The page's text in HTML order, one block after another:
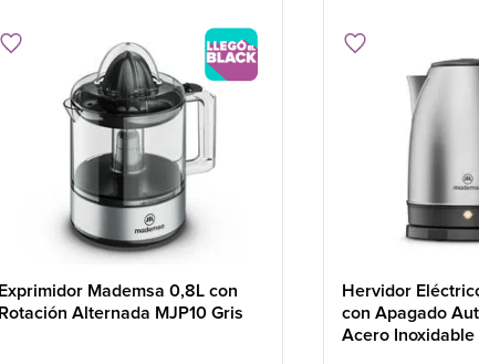
Exprimidor Mademsa 0,8L con
Rotación Alternada MJP10 Gris
Hervidor
con Apagado
Acero Inoxidable